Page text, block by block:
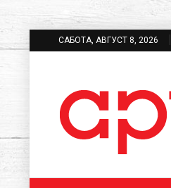
САБОТА, АВГУСТ 8, 2026